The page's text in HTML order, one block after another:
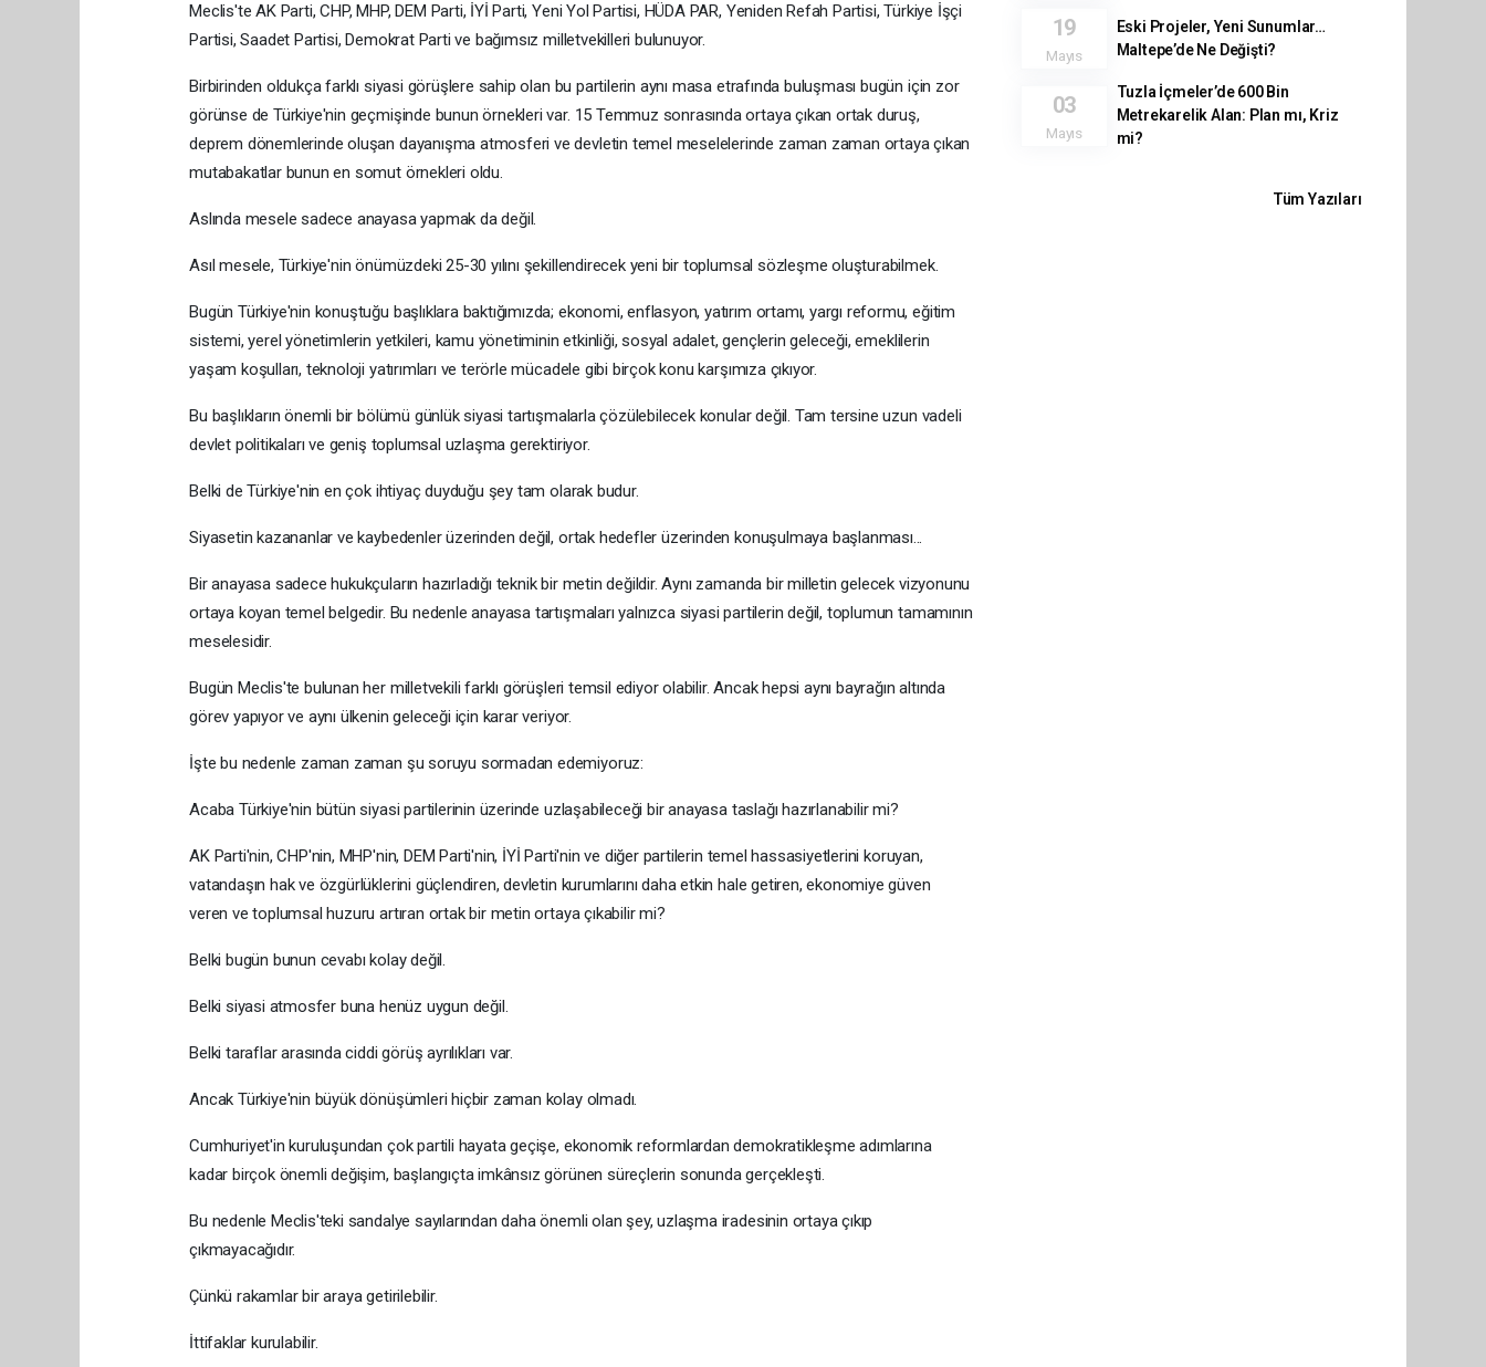
Meclis'te AK Parti, CHP, MHP, DEM Parti, İYİ Parti, Yeni Yol Partisi, HÜDA PAR, Yeniden Refah Partisi, Türkiye İşçi
Partisi, Saadet Partisi, Demokrat Parti ve bağımsız milletvekilleri bulunuyor.
Birbirinden oldukça farklı siyasi görüşlere sahip olan bu partilerin aynı masa etrafında buluşması bugün için zor
görünse de Türkiye'nin geçmişinde bunun örnekleri var. 15 Temmuz sonrasında ortaya çıkan ortak duruş,
deprem dönemlerinde oluşan dayanışma atmosferi ve devletin temel meselelerinde zaman zaman ortaya çıkan
mutabakatlar bunun en somut örnekleri oldu.
Aslında mesele sadece anayasa yapmak da değil.
Asıl mesele, Türkiye'nin önümüzdeki 25-30 yılını şekillendirecek yeni bir toplumsal sözleşme oluşturabilmek.
Bugün Türkiye'nin konuştuğu başlıklara baktığımızda; ekonomi, enflasyon, yatırım ortamı, yargı reformu, eğitim
sistemi, yerel yönetimlerin yetkileri, kamu yönetiminin etkinliği, sosyal adalet, gençlerin geleceği, emeklilerin
yaşam koşulları, teknoloji yatırımları ve terörle mücadele gibi birçok konu karşımıza çıkıyor.
Bu başlıkların önemli bir bölümü günlük siyasi tartışmalarla çözülebilecek konular değil. Tam tersine uzun vadeli
devlet politikaları ve geniş toplumsal uzlaşma gerektiriyor.
Belki de Türkiye'nin en çok ihtiyaç duyduğu şey tam olarak budur.
Siyasetin kazananlar ve kaybedenler üzerinden değil, ortak hedefler üzerinden konuşulmaya başlanması...
Bir anayasa sadece hukukçuların hazırladığı teknik bir metin değildir. Aynı zamanda bir milletin gelecek vizyonunu
ortaya koyan temel belgedir. Bu nedenle anayasa tartışmaları yalnızca siyasi partilerin değil, toplumun tamamının
meselesidir.
Bugün Meclis'te bulunan her milletvekili farklı görüşleri temsil ediyor olabilir. Ancak hepsi aynı bayrağın altında
görev yapıyor ve aynı ülkenin geleceği için karar veriyor.
İşte bu nedenle zaman zaman şu soruyu sormadan edemiyoruz:
Acaba Türkiye'nin bütün siyasi partilerinin üzerinde uzlaşabileceği bir anayasa taslağı hazırlanabilir mi?
AK Parti'nin, CHP'nin, MHP'nin, DEM Parti'nin, İYİ Parti'nin ve diğer partilerin temel hassasiyetlerini koruyan,
vatandaşın hak ve özgürlüklerini güçlendiren, devletin kurumlarını daha etkin hale getiren, ekonomiye güven
veren ve toplumsal huzuru artıran ortak bir metin ortaya çıkabilir mi?
Belki bugün bunun cevabı kolay değil.
Belki siyasi atmosfer buna henüz uygun değil.
Belki taraflar arasında ciddi görüş ayrılıkları var.
Ancak Türkiye'nin büyük dönüşümleri hiçbir zaman kolay olmadı.
Cumhuriyet'in kuruluşundan çok partili hayata geçişe, ekonomik reformlardan demokratikleşme adımlarına
kadar birçok önemli değişim, başlangıçta imkânsız görünen süreçlerin sonunda gerçekleşti.
Bu nedenle Meclis'teki sandalye sayılarından daha önemli olan şey, uzlaşma iradesinin ortaya çıkıp
çıkmayacağıdır.
Çünkü rakamlar bir araya getirilebilir.
İttifaklar kurulabilir.
19
Mayıs
Eski Projeler, Yeni Sunumlar…
Maltepe’de Ne Değişti?
03
Mayıs
Tuzla İçmeler’de 600 Bin
Metrekarelik Alan: Plan mı, Kriz
mi?
Tüm Yazıları